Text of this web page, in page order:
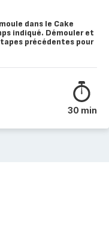
dans le Cake
indiqué. Démouler et
précédentes pour
30 min